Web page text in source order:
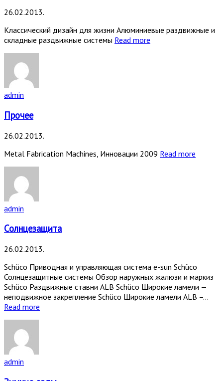
26.02.2013.
Классический дизайн для жизни Алюминиевые раздвижные и
складные раздвижные системы Read more
admin
Прочее
26.02.2013.
Metal Fabrication Machines, Инновации 2009 Read more
admin
Солнцезащита
26.02.2013.
Schüco Приводная и управляющая система e-sun Schüco
Солнцезащитные системы Обзор наружных жалюзи и маркиз
Schüco Раздвижные ставни ALB Schüco Широкие ламели —
неподвижное закрепление Schüco Широкие ламели ALB –...
Read more
admin